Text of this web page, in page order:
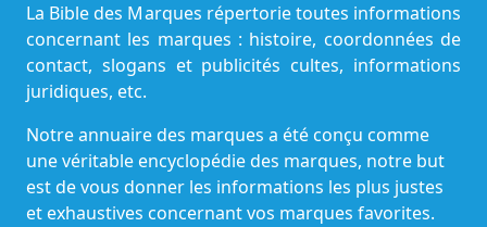
La Bible des Marques répertorie toutes informations
concernant les marques : histoire, coordonnées de
contact, slogans et publicités cultes, informations
juridiques, etc.
Notre annuaire des marques a été conçu comme
une véritable encyclopédie des marques, notre but
est de vous donner les informations les plus justes
et exhaustives concernant vos marques favorites.